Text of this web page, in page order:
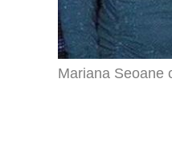
Mariana Seoane